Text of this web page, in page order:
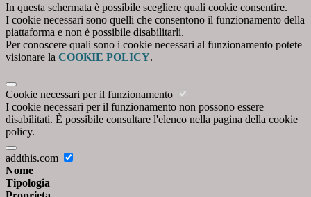
In questa schermata è possibile scegliere quali cookie consentire.
I cookie necessari sono quelli che consentono il funzionamento della
piattaforma e non è possibile disabilitarli.
Per conoscere quali sono i cookie necessari al funzionamento potete
visionare la COOKIE POLICY.
Cookie necessari per il funzionamento
I cookie necessari per il funzionamento non possono essere
disabilitati. È possibile consultare l'elenco nella pagina della cookie
policy.
addthis.com
Nome
Tipologia